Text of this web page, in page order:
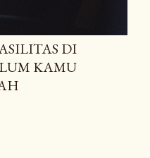
DI
KAMU